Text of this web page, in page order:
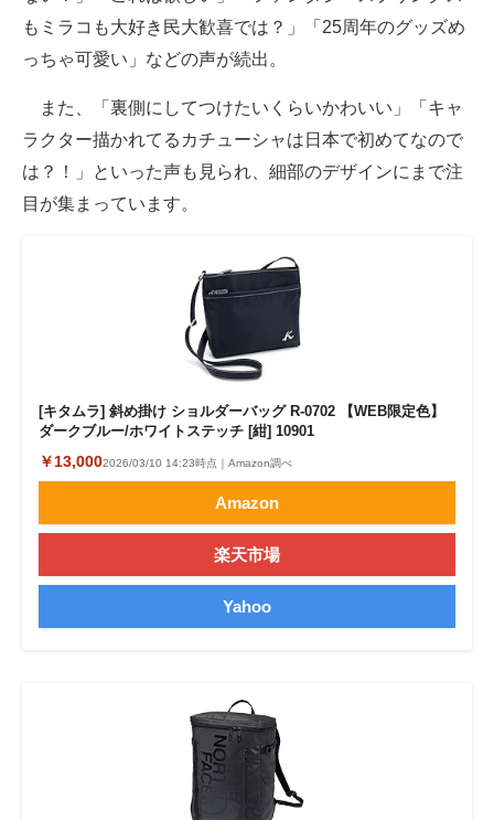
もミラコも大好き民大歓喜では？」「25周年のグッズめ
っちゃ可愛い」などの声が続出。
また、「裏側にしてつけたいくらいかわいい」「キャ
ラクター描かれてるカチューシャは日本で初めてなので
は？！」といった声も見られ、細部のデザインにまで注
目が集まっています。
[キタムラ] 斜め掛け ショルダーバッグ R-0702 【WEB限定色】
ダークブルー/ホワイトステッチ [紺] 10901
￥13,0002026/03/10 14:23時点｜Amazon調べ
Amazon
楽天市場
Yahoo